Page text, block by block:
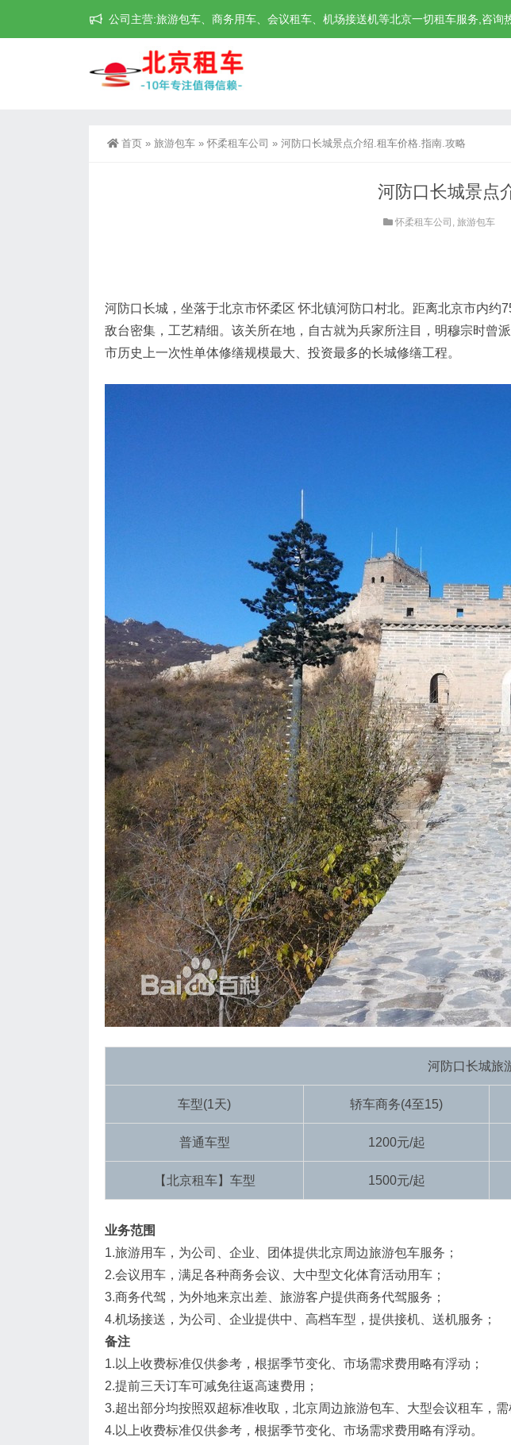
公司主营:旅游包车、商务用车、会议租车、机场接送机等北京一切租车服务,咨询
首页 » 旅游包车 » 怀柔租车公司 » 河防口长城景点介绍.租车价格.指南.攻略
河防口长城景点
怀柔租车公司 , 旅游包车
河防口长城，坐落于北京市怀柔区 怀北镇河防口村北。距离北京市内约
敌台密集，工艺精细。该关所在地，自古就为兵家所注目，明穆宗时曾
市历史上一次性单体修缮规模最大、投资最多的长城修缮工程。
河防口长城旅
车型(1天) 轿车商务(4至15)
普通车型 1200元/起
【北京租车】车型 1500元/起
业务范围
1.旅游用车，为公司、企业、团体提供北京周边旅游包车服务；
2.会议用车，满足各种商务会议、大中型文化体育活动用车；
3.商务代驾，为外地来京出差、旅游客户提供商务代驾服务；
4.机场接送，为公司、企业提供中、高档车型，提供接机、送机服务；
备注
1.以上收费标准仅供参考，根据季节变化、市场需求费用略有浮动；
2.提前三天订车可减免往返高速费用；
3.超出部分均按照双超标准收取，北京周边旅游包车、大型会议租车，
4.以上收费标准仅供参考，根据季节变化、市场需求费用略有浮动。